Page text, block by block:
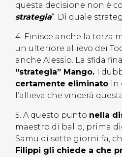
questa decisione non è
strategia“. Di quale
4. Finisce anche la terza
un ulteriore allievo dei
anche Alessio. La sfida
“strategia” Mango. I
certamente eliminato in
l’allieva che vincerà
5. A questo punto nella
maestro di ballo, prima
Samu di sette giorni fa,
Filippi gli chiede a che